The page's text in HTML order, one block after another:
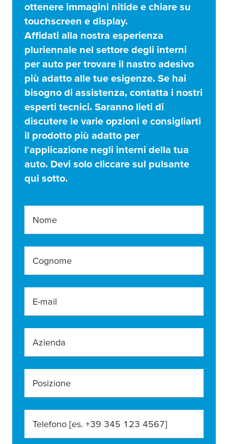
ottenere immagini nitide e chiare su
touchscreen e display.
Affidati alla nostra esperienza
pluriennale nel settore degli interni
per auto per trovare il nastro adesivo
più adatto alle tue esigenze. Se hai
bisogno di assistenza, contatta i nostri
esperti tecnici. Saranno lieti di
discutere le varie opzioni e consigliarti
il prodotto più adatto per
l'applicazione negli interni della tua
auto. Devi solo cliccare sul pulsante
qui sotto.
Nome
Cognome
E-mail
Azienda
Posizione
Telefono [es. +39 345 123 4567]